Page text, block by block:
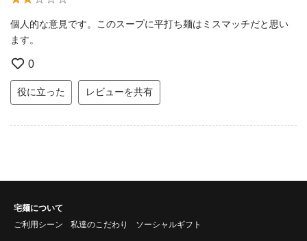
個人的な意見です。このスープに平打ち麺はミスマッチだと思い
ます。
0
役に立った レビューを共有
宅麺について
ご利用シーン
私達のこだわり ソーシャルギフト